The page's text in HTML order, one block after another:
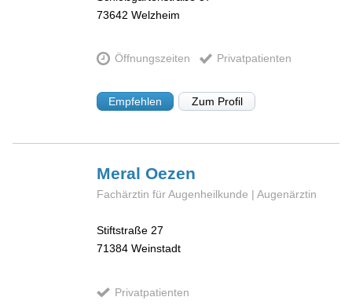
73642 Welzheim
Öffnungszeiten Privatpatienten
Empfehlen Zum Profil
Meral Oezen
Fachärztin für Augenheilkunde | Augenärztin
Stiftstraße 27
71384 Weinstadt
Privatpatienten